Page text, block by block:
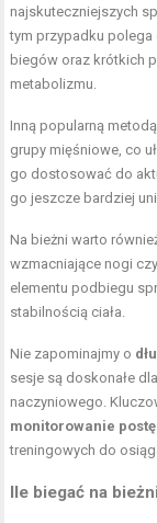
najskuteczniejszych
tym przypadku polega
biegów oraz krótkich
metabolizmu.
Inną popularną
grupy mięśniowe, co
go dostosować do
go jeszcze bardziej
Na bieżni warto
wzmacniające nogi
elementu podbiegu
stabilnością ciała.
Nie zapominajmy o
sesje są doskonałe
naczyniowego.
monitorowanie
treningowych do
Ile biegać na